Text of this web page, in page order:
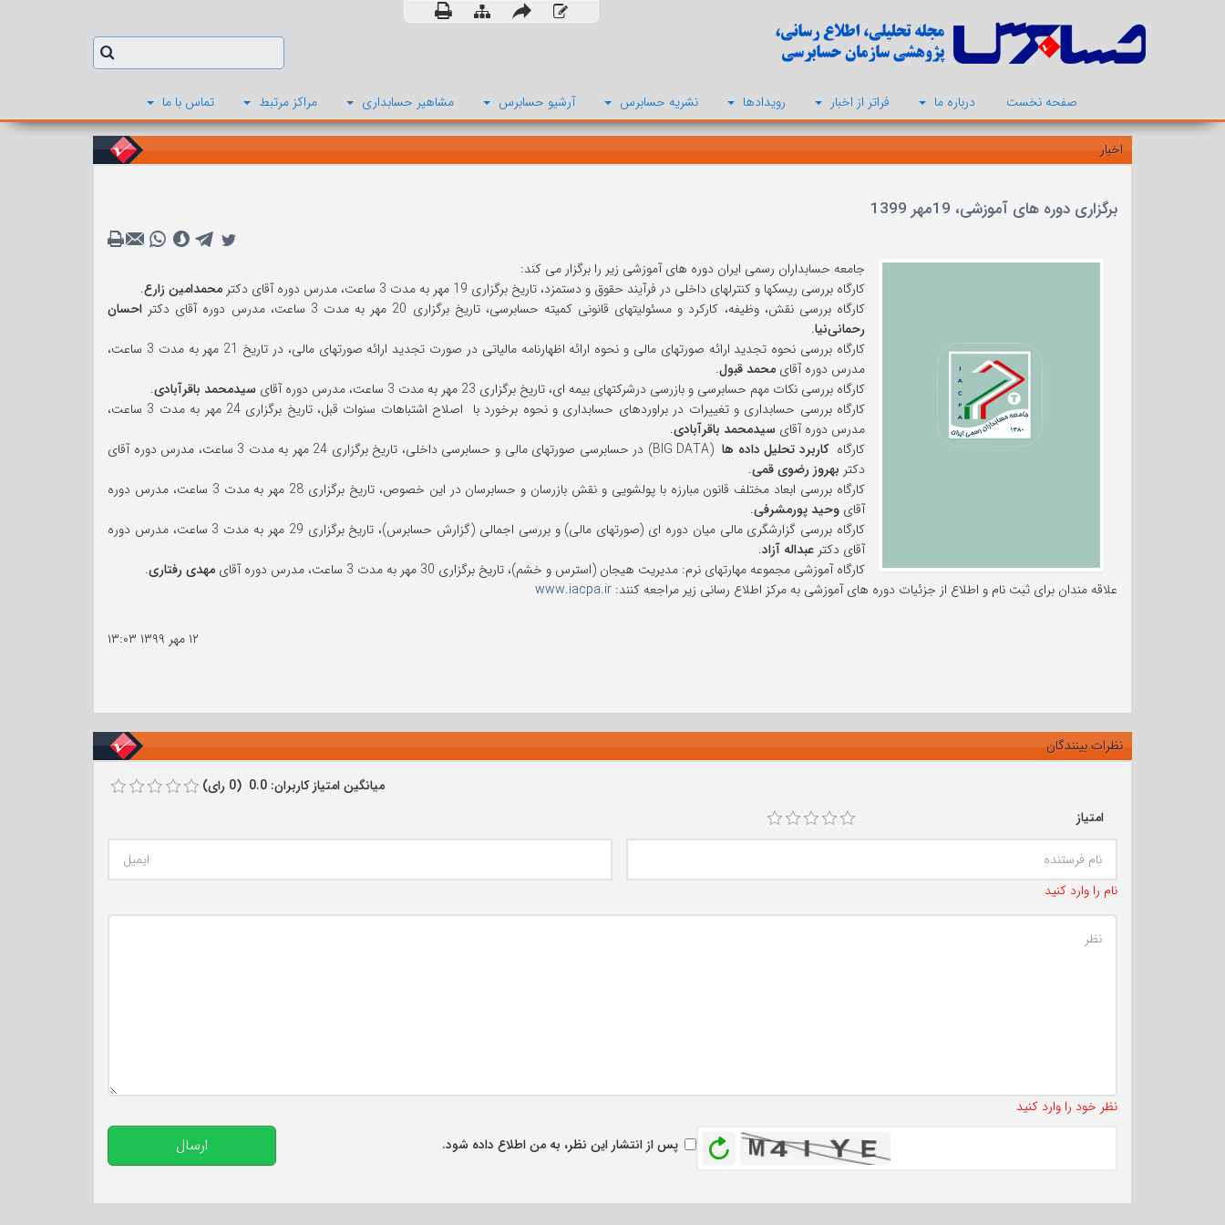
صفحه نخست درباره ما فراتر از اخبار رویدادها نشریه حسابرس آرشیو حسابرس مشاهیر حسابداری مراکز مرتبط تماس با ما
اخبار
برگزاری دوره های آموزشی، 19مهر 1399
جامعه حسابداران رسمی ایران دوره های آموزشی زیر را برگزار می کند:
کارگاه بررسی ریسکها و کنترلهای داخلی در فرآیند حقوق و دستمزد، تاریخ برگزاری 19 مهر به مدت 3 ساعت، مدرس دوره آقای دکتر
محمدامین زارع.
کارگاه بررسی نقش، وظیفه، کارکرد و مسئولیتهای قانونی کمیته حسابرسی، تاریخ برگزاری 20 مهر به مدت 3 ساعت، مدرس دوره آقای دکتر
احسان
رحمانی‌نیا.
کارگاه بررسی نحوه تجدید ارائه صورتهای مالی و نحوه ارائه اظهارنامه مالیاتی در صورت تجدید ارائه صورتهای مالی، در تاریخ 21 مهر به مدت 3 ساعت،
مدرس دوره آقای محمد قبول.
کارگاه بررسی نکات مهم حسابرسی و بازرسی درشرکتهای بیمه ای، تاریخ برگزاری 23 مهر به مدت 3 ساعت، مدرس دوره آقای
سیدمحمد باقرآبادی.
کارگاه بررسی حسابداری و تغییرات در براوردهای حسابداری و نحوه برخورد با اصلاح اشتباهات سنوات قبل، تاریخ برگزاری 24 مهر به مدت 3 ساعت،
مدرس دوره آقای سیدمحمد باقرآبادی.
کارگاهکاربرد تحلیل داده ها
(BIG DATA) در حسابرسی صورتهای مالی و حسابرسی داخلی، تاریخ برگزاری 24 مهر به مدت 3 ساعت، مدرس دوره آقای
دکتر بهروز رضوی قمی.
کارگاه بررسی ابعاد مختلف قانون مبارزه با پولشویی و نقش بازرسان و حسابرسان در این خصوص، تاریخ برگزاری 28 مهر به مدت 3 ساعت، مدرس دوره
آقای وحید پورمشرفی.
کارگاه بررسی گزارشگری مالی میان دوره ای (صورتهای مالی) و بررسی اجمالی (گزارش حسابرس)، تاریخ برگزاری 29 مهر به مدت 3 ساعت، مدرس دوره
آقای دکتر عبداله آزاد.
کارگاه آموزشی مجموعه مهارتهای نرم: مدیریت هیجان (استرس و خشم)، تاریخ برگزاری 30 مهر به مدت 3 ساعت، مدرس دوره آقای
مهدی رفتاری.
علاقه مندان برای ثبت نام و اطلاع از جزئیات دوره های آموزشی به مرکز اطلاع رسانی زیر مراجعه کنند: www.iacpa.ir
۱۲ مهر ۱۳۹۹ ۱۳:۰۳
نظرات بینندگان
میانگین امتیاز کاربران: 0.0 (0 رای)
امتیاز
نام را وارد کنید
نظر خود را وارد کنید
بازخوانیپس از انتشار این نظر، به من اطلاع داده شود. ارسال